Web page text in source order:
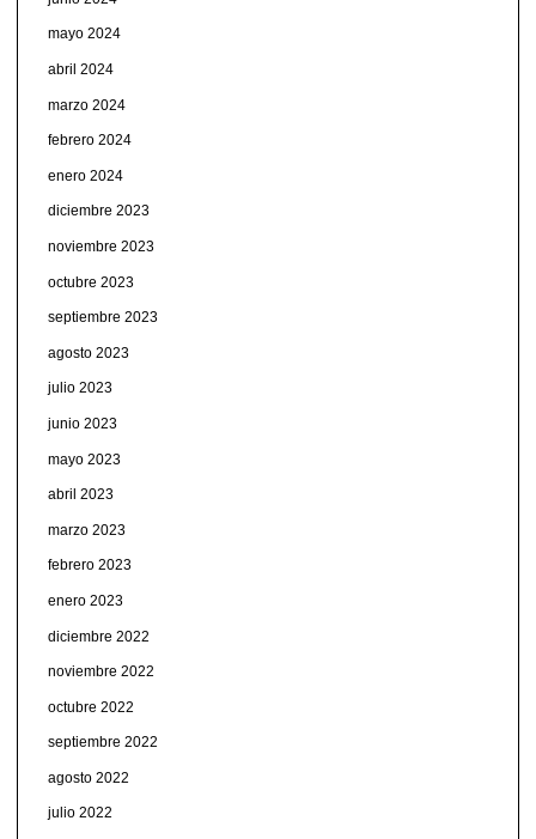
mayo 2024
abril 2024
marzo 2024
febrero 2024
enero 2024
diciembre 2023
noviembre 2023
octubre 2023
septiembre 2023
agosto 2023
julio 2023
junio 2023
mayo 2023
abril 2023
marzo 2023
febrero 2023
enero 2023
diciembre 2022
noviembre 2022
octubre 2022
septiembre 2022
agosto 2022
julio 2022